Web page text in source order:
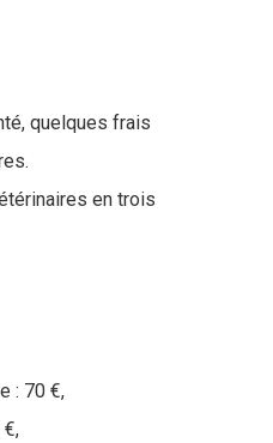
quelques frais
en trois
: 70 €,